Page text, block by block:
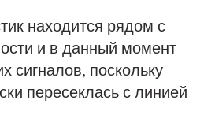
находится рядом с
и в данный момент
сигналов, поскольку
пересеклась с линией